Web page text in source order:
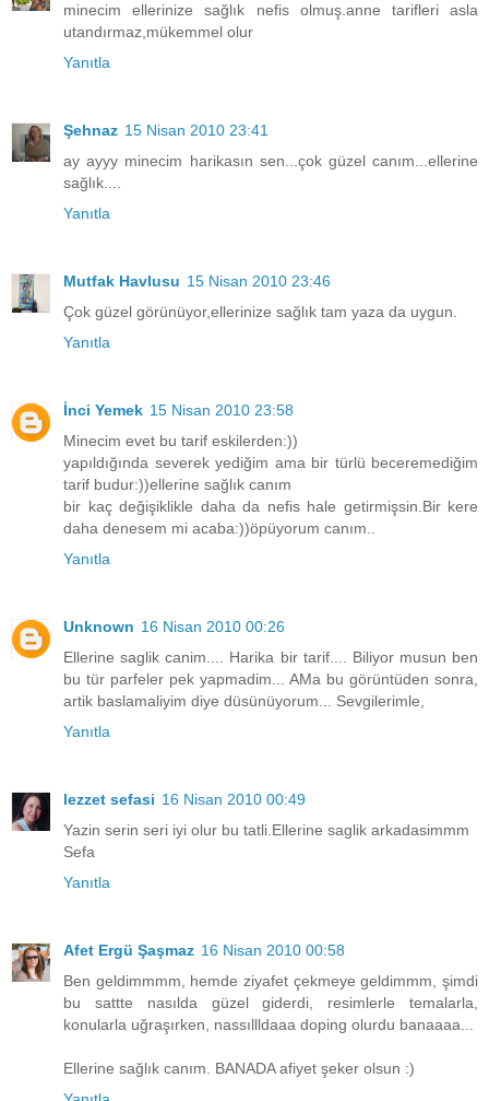
minecim ellerinize sağlık nefis olmuş.anne tarifleri asla
utandırmaz,mükemmel olur
Yanıtla
Şehnaz 15 Nisan 2010 23:41
ay ayyy minecim harikasın sen...çok güzel canım...ellerine
sağlık....
Yanıtla
Mutfak Havlusu 15 Nisan 2010 23:46
Çok güzel görünüyor,ellerinize sağlık tam yaza da uygun.
Yanıtla
İnci Yemek 15 Nisan 2010 23:58
Minecim evet bu tarif eskilerden:))
yapıldığında severek yediğim ama bir türlü beceremediğim
tarif budur:))ellerine sağlık canım
bir kaç değişiklikle daha da nefis hale getirmişsin.Bir kere
daha denesem mi acaba:))öpüyorum canım..
Yanıtla
Unknown 16 Nisan 2010 00:26
Ellerine saglik canim.... Harika bir tarif.... Biliyor musun ben
bu tür parfeler pek yapmadim... AMa bu görüntüden sonra,
artik baslamaliyim diye düsünüyorum... Sevgilerimle,
Yanıtla
lezzet sefasi 16 Nisan 2010 00:49
Yazin serin seri iyi olur bu tatli.Ellerine saglik arkadasimmm
Sefa
Yanıtla
Afet Ergü Şaşmaz 16 Nisan 2010 00:58
Ben geldimmmm, hemde ziyafet çekmeye geldimmm, şimdi
bu sattte nasılda güzel giderdi, resimlerle temalarla,
konularla uğraşırken, nassıllldaaa doping olurdu banaaaa...
Ellerine sağlık canım. BANADA afiyet şeker olsun :)